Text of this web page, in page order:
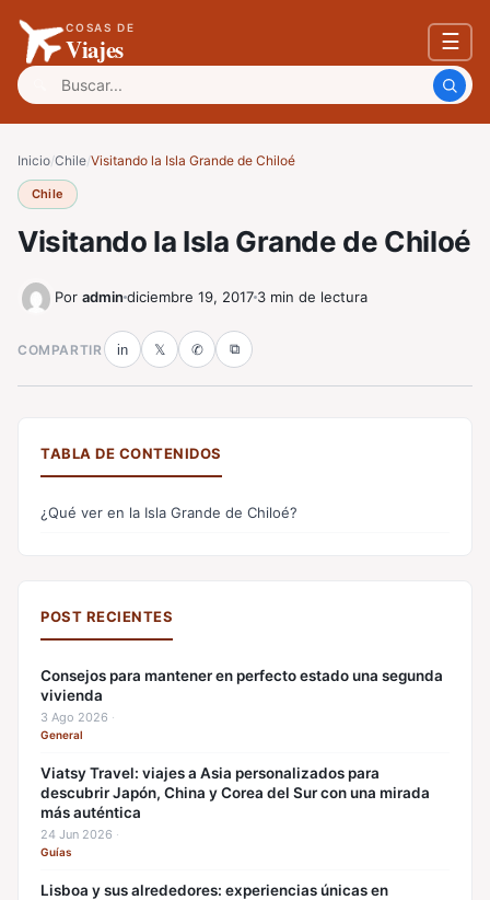
COSAS DE
Viajes ☰
Buscar:
Inicio/Chile/Visitando la Isla Grande de Chiloé
Chile
Visitando la Isla Grande de Chiloé
Por admin diciembre 19, 2017 3 min de lectura
COMPARTIR in 𝕏 ✆ ⧉
TABLA DE CONTENIDOS
¿Qué ver en la Isla Grande de Chiloé?
POST RECIENTES
Consejos para mantener en perfecto estado una segunda
vivienda
3 Ago 2026 ·
General
Viatsy Travel: viajes a Asia personalizados para
descubrir Japón, China y Corea del Sur con una mirada
más auténtica
24 Jun 2026 ·
Guías
Lisboa y sus alrededores: experiencias únicas en